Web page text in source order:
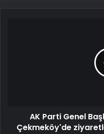
AK Parti Genel
Çekmeköy'de